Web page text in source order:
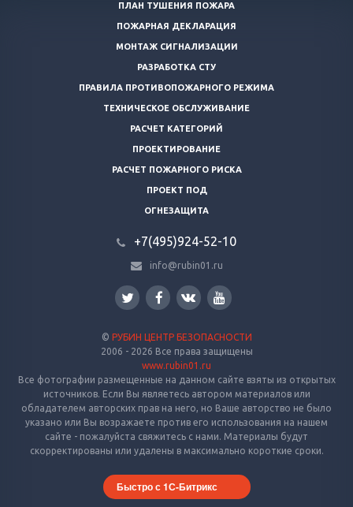
ПЛАН ТУШЕНИЯ ПОЖАРА
ПОЖАРНАЯ ДЕКЛАРАЦИЯ
МОНТАЖ СИГНАЛИЗАЦИИ
РАЗРАБОТКА СТУ
ПРАВИЛА ПРОТИВОПОЖАРНОГО РЕЖИМА
ТЕХНИЧЕСКОЕ ОБСЛУЖИВАНИЕ
РАСЧЕТ КАТЕГОРИЙ
ПРОЕКТИРОВАНИЕ
РАСЧЕТ ПОЖАРНОГО РИСКА
ПРОЕКТ ПОД
ОГНЕЗАЩИТА
+7(495)924-52-10
info@rubin01.ru
© РУБИН ЦЕНТР БЕЗОПАСНОСТИ
2006 - 2026 Все права защищены
www.rubin01.ru
Все фотографии размещенные на данном сайте взяты из открытых
источников. Если Вы являетесь автором материалов или
обладателем авторских прав на него, но Ваше авторство не было
указано или Вы возражаете против его использования на нашем
сайте - пожалуйста свяжитесь с нами. Материалы будут
скорректированы или удалены в максимально короткие сроки.
Быстро с 1С-Битрикс